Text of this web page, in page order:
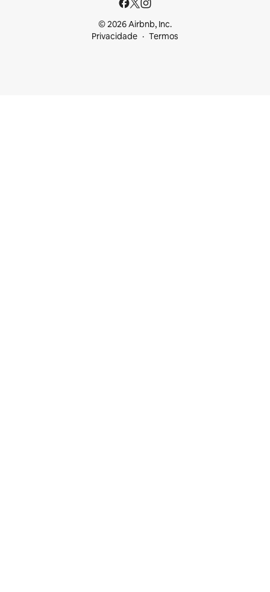
© 2026 Airbnb, Inc.
Privacidade
Termos